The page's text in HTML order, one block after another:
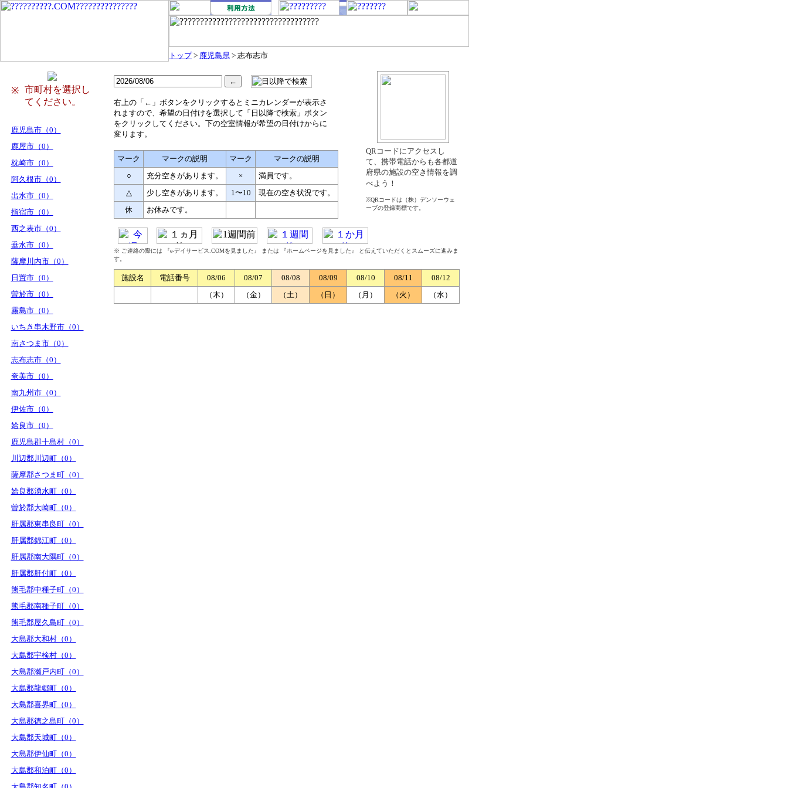
トップ> 鹿児島県 > 志布志市
※
市町村を選択し
てください。
鹿児島市（0）
鹿屋市（0）
枕崎市（0）
阿久根市（0）
出水市（0）
指宿市（0）
西之表市（0）
垂水市（0）
薩摩川内市（0）
日置市（0）
曽於市（0）
霧島市（0）
いちき串木野市（0）
南さつま市（0）
志布志市（0）
奄美市（0）
南九州市（0）
伊佐市（0）
姶良市（0）
鹿児島郡十島村（0）
川辺郡川辺町（0）
薩摩郡さつま町（0）
姶良郡湧水町（0）
曽於郡大崎町（0）
肝属郡東串良町（0）
肝属郡錦江町（0）
肝属郡南大隅町（0）
肝属郡肝付町（0）
熊毛郡中種子町（0）
熊毛郡南種子町（0）
熊毛郡屋久島町（0）
大島郡大和村（0）
大島郡宇検村（0）
大島郡瀬戸内町（0）
大島郡龍郷町（0）
大島郡喜界町（0）
大島郡徳之島町（0）
大島郡天城町（0）
大島郡伊仙町（0）
大島郡和泊町（0）
右上の「←」ボタンをクリックするとミニカレンダーが表示さ
れますので、希望の日付けを選択して「日以降で検索」ボタン
をクリックしてください。下の空室情報が希望の日付けからに
変ります。
マーク マークの説明 マーク
マークの説明
○
充分空きがあります。 ×
満員です。
△
少し空きがあります。 1〜10
現在の空き状況です。
休
お休みです。
QRコードにアクセスし
て、携帯電話からも各都道
府県の施設の空き情報を調
べよう！
※QRコードは（株）デンソーウェ
ーブの登録商標です。
※ ご連絡の際には 『e-デイサービス.COMを見ました』 または 『ホームページを見ました』 と伝えていただくとスムーズに進みま
す。
施設名 電話番号 08/06 08/07 08/08 08/09 08/10 08/11
08/12
（木）
（金） （土） （日） （月） （火） （水）